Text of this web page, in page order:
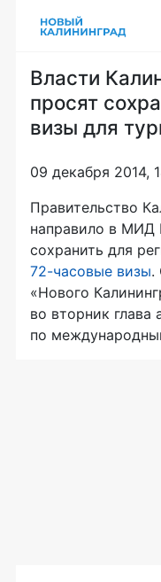
Власти
просят
визы для
09 декабря 2014,
Правительство
направило в МИД
сохранить для
72-часовые визы.
«Нового
во вторник глава
по